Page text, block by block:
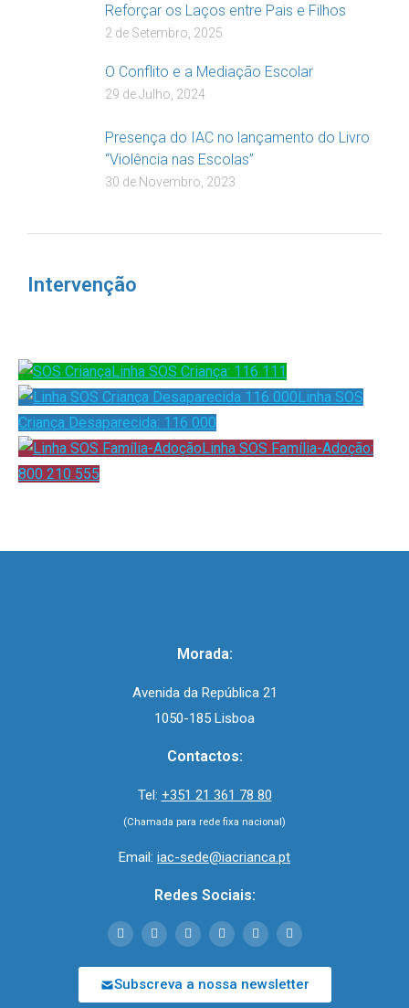
Reforçar os Laços entre Pais e Filhos
2 de Setembro, 2025
O Conflito e a Mediação Escolar
29 de Julho, 2024
Presença do IAC no lançamento do Livro
“Violência nas Escolas”
30 de Novembro, 2023
Intervenção
Linha SOS Criança: 116 111
Linha SOS
Criança Desaparecida: 116 000
Linha SOS Família-Adoção:
800 210 555
Morada:
Avenida da República 21
1050-185 Lisboa
Contactos:
Tel: +351 21 361 78 80
(Chamada para rede fixa nacional)
Email: iac-sede@iacrianca.pt
Redes Sociais:
Subscreva a nossa newsletter